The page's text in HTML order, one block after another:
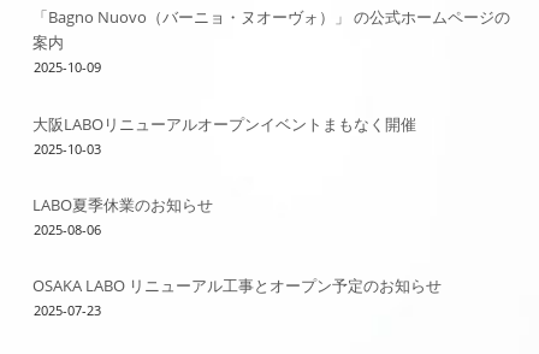
「Bagno Nuovo（バーニョ・ヌオーヴォ）」 の公式ホームページの
案内
2025-10-09
大阪LABOリニューアルオープンイベントまもなく開催
2025-10-03
LABO夏季休業のお知らせ
2025-08-06
OSAKA LABO リニューアル工事とオープン予定のお知らせ
2025-07-23